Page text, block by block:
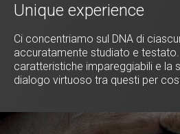
Unique experience
Ci concentriamo sul DNA di
accuratamente studiato e
caratteristiche impareggiabili e la
dialogo virtuoso tra questi per